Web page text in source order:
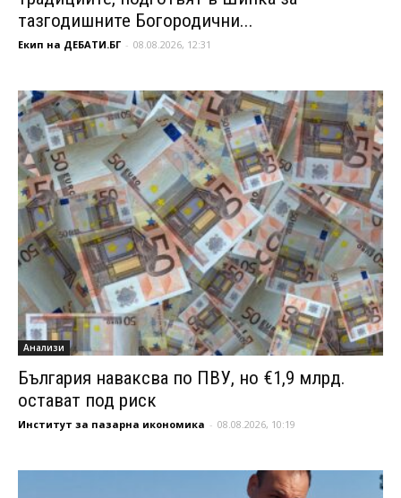
тазгодишните Богородични...
Екип на ДЕБАТИ.БГ - 08.08.2026, 12:31
Анализи
България наваксва по ПВУ, но €1,9 млрд.
остават под риск
Институт за пазарна икономика - 08.08.2026, 10:19